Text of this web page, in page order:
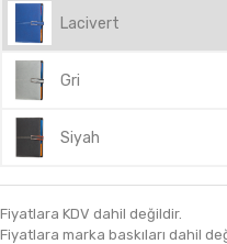
Lacivert
Gri
Siyah
Fiyatlara KDV dahil değildir.
Fiyatlara marka baskıları dahil